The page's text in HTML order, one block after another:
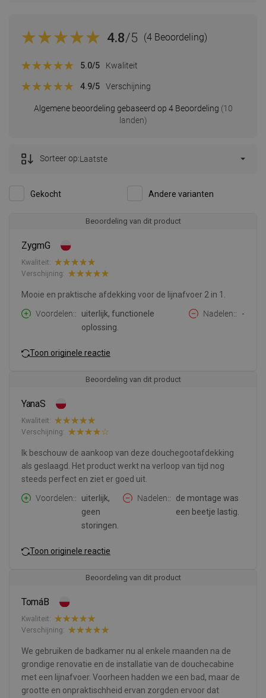
4.8/5 (4 Beoordeling)
Algemene beoordeling gebaseerd op 4 Beoordeling (10
landen)
5.0/5 Kwaliteit
4.9/5 Verschijning
Gekocht Andere varianten
Sorteer op:Laatste
Beoordeling van dit product
ZygmG
Kwaliteit:
Verschijning:
Mooie en praktische afdekking voor de lijnafvoer 2 in 1.
Voordelen:
uiterlijk, functionele
oplossing.
Nadelen: -
Toon originele reactie
Beoordeling van dit product
YanaS
Kwaliteit:
Verschijning:
Ik beschouw de aankoop van deze douchegootafdekking
als geslaagd. Het product werkt na verloop van tijd nog
steeds perfect en ziet er goed uit.
Voordelen:
uiterlijk,
geen
storingen.
Nadelen:
de montage was
een beetje lastig.
Toon originele reactie
Beoordeling van dit product
TomáB
Kwaliteit:
Verschijning:
We gebruiken de badkamer nu al enkele maanden na de
grondige renovatie en de installatie van de douchecabine
met een lijnafvoer. Voorheen hadden we een bad, maar de
grootte en onpraktischheid ervan zorgden ervoor dat